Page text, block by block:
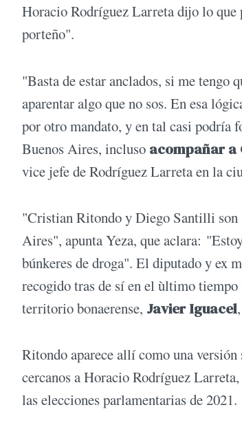
Horacio Rodríguez Larreta dijo lo que
porteño".
"Basta de estar anclados, si me tengo
aparentar algo que no sos. En esa
por otro mandato, y en tal casi podría
Buenos Aires, incluso acompañar a
vice jefe de Rodríguez Larreta en la
"Cristian Ritondo y Diego Santilli son
Aires", apunta Yeza, que aclara:
búnkeres de droga". El diputado y ex
recogido tras de sí en el ùltimo
territorio bonaerense, Javier Iguacel
Ritondo aparece allí como una versión
cercanos a Horacio Rodríguez
las elecciones parlamentarias de 2021.